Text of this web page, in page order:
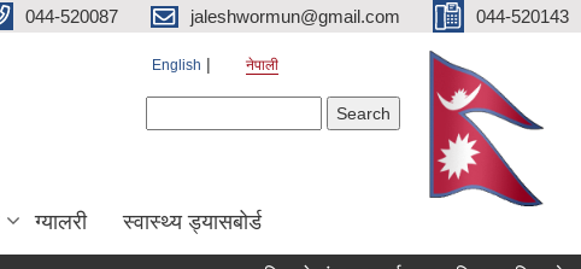
044-520087 jaleshwormun@gmail.com 044-520143
English नेपाली
ग्यालरी स्वास्थ्य ड्यासबोर्ड